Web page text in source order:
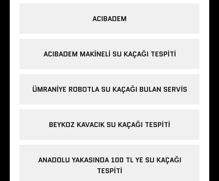
ACIBADEM
ACIBADEM MAKINELI SU KAÇAĞI TESPITI
ÜMRANIYE ROBOTLA SU KAÇAĞI BULAN SERVIS
BEYKOZ KAVACIK SU KAÇAĞI TESPITI
ANADOLU YAKASINDA 100 TL YE SU KAÇAĞI
TESPITI